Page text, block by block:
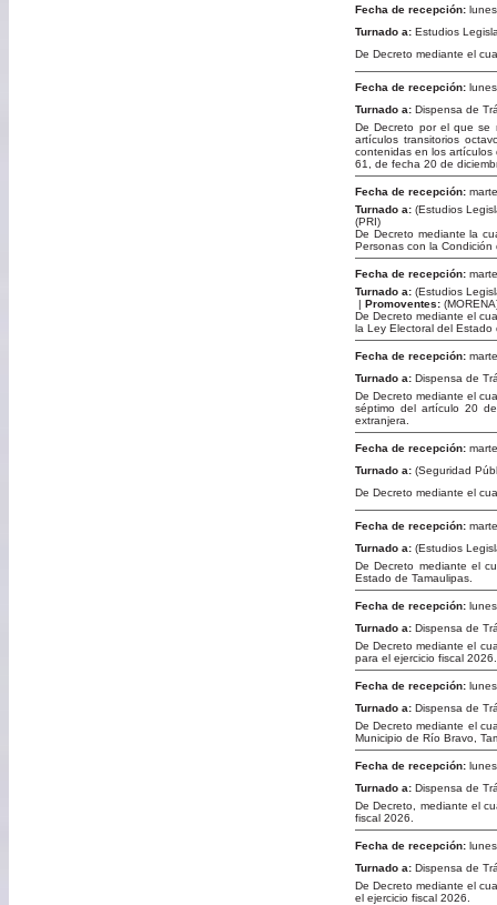
Fecha de recepción:
Turnado a: Estudios
De Decreto mediante el
Fecha de recepción:
Turnado a: Dispensa de
De Decreto por el que se
artículos transitorios
contenidas en los artículos
61, de fecha 20 de
Fecha de recepción:
Turnado a: (Estudios
(PRI)
De Decreto mediante la
Personas con la Condición
Fecha de recepción:
Turnado a: (Estudios
| Promoventes:
De Decreto mediante el
la Ley Electoral del Estado
Fecha de recepción:
Turnado a: Dispensa de
De Decreto mediante el
séptimo del artículo 20
extranjera.
Fecha de recepción:
Turnado a: (Seguridad
De Decreto mediante el
Fecha de recepción:
Turnado a: (Estudios
De Decreto mediante el
Estado de Tamaulipas.
Fecha de recepción:
Turnado a: Dispensa de
De Decreto mediante el
para el ejercicio fiscal 2026.
Fecha de recepción:
Turnado a: Dispensa de
De Decreto mediante el
Municipio de Río Bravo,
Fecha de recepción:
Turnado a: Dispensa de
De Decreto, mediante el
fiscal 2026.
Fecha de recepción:
Turnado a: Dispensa de
De Decreto mediante el
el ejercicio fiscal 2026.